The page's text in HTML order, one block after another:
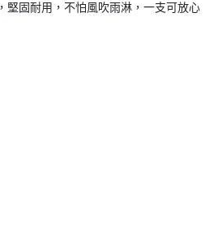
堅固耐用，不怕風吹雨淋，一支可放心